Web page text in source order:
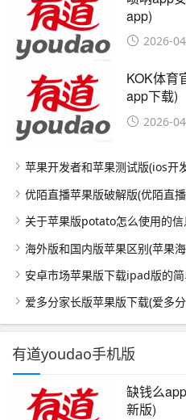
app)
2026-
KOK体育
app下载)
2026-
优陌直播苹果版破解版(优陌直
关于苹果版potato怎么使用的信
安卓市场苹果版下载ipad版的
有道youdao手机版
缺钱么
新版)